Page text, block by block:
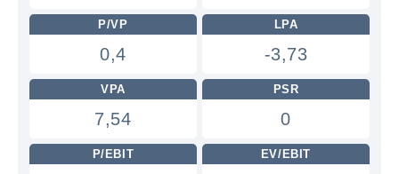
P/VP
0,4
LPA
-3,73
VPA
7,54
PSR
0
P/EBIT EV/EBIT